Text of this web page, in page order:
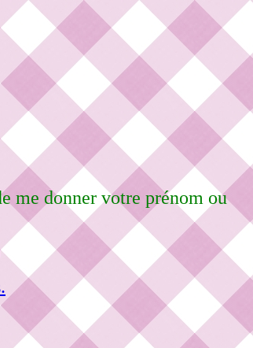
me donner votre prénom ou